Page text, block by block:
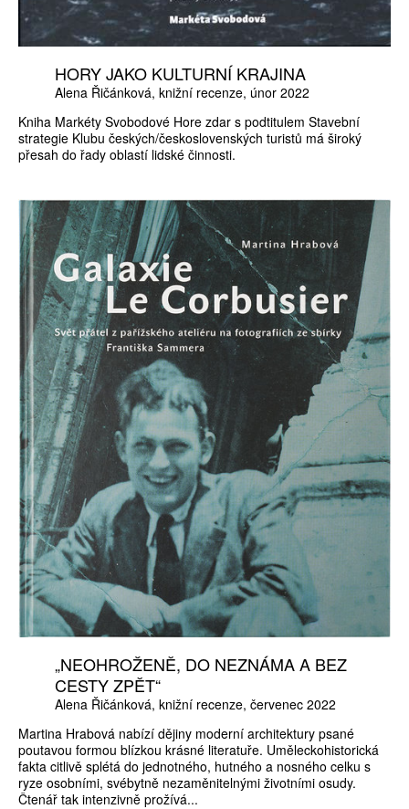
HORY JAKO KULTURNÍ KRAJINA
Alena Řičánková knižní recenze únor 2022
Kniha Markéty Svobodové Hore zdar s podtitulem Stavební
strategie Klubu českých/československých turistů má široký
přesah do řady oblastí lidské činnosti.
„NEOHROŽENĚ, DO NEZNÁMA A BEZ
CESTY ZPĚT“
Alena Řičánková knižní recenze červenec 2022
Martina Hrabová nabízí dějiny moderní architektury psané
poutavou formou blízkou krásné literatuře. Uměleckohistorická
fakta citlivě splétá do jednotného, hutného a nosného celku s
ryze osobními, svébytně nezaměnitelnými životními osudy.
Čtenář tak intenzivně prožívá...